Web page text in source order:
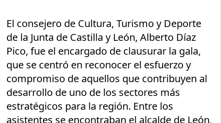
El consejero de Cultura, Turismo y Deporte
de la Junta de Castilla y León, Alberto Díaz
Pico, fue el encargado de clausurar la gala,
que se centró en reconocer el esfuerzo y
compromiso de aquellos que contribuyen al
desarrollo de uno de los sectores más
estratégicos para la región. Entre los
asistentes se encontraban el alcalde de León,